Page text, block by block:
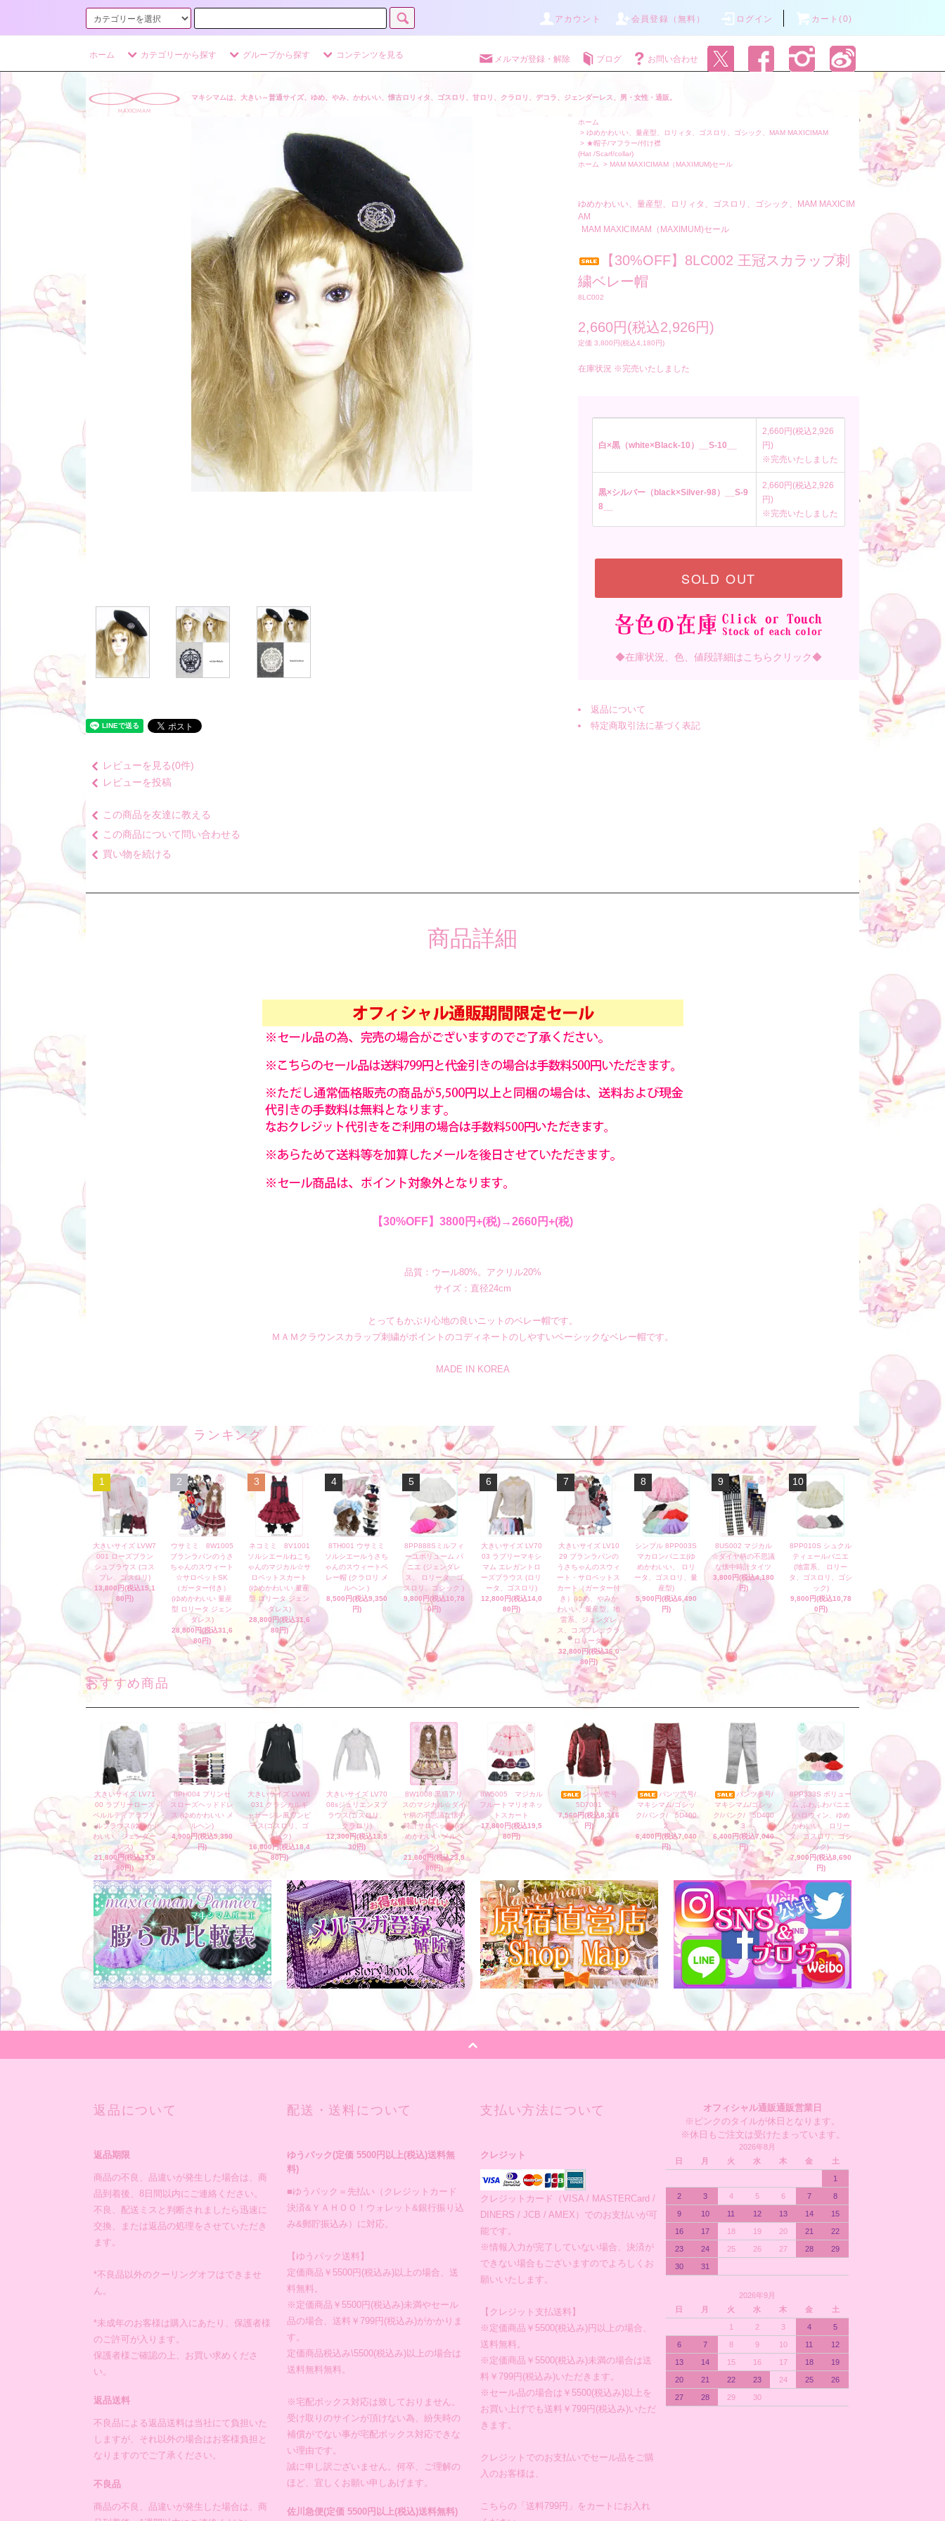
アカウント 会員登録（無料） ログイン カート(0)
ホーム カテゴリーから探す グループから探す コンテンツを見る メルマガ登録・解除 ブログ お問い合わせ
マキシマムは、大きい～普通サイズ、ゆめ、やみ、かわいい、懐古ロリィタ、ゴスロリ、甘ロリ、クラロリ、デコラ、ジェンダーレス、男・女性・通販。
ホーム
> ゆめかわいい、量産型、ロリィタ、ゴスロリ、ゴシック、MAM MAXICIMAM
> ★帽子/マフラー/付け襟
(Hat /Scarf/collar)
ホーム
> MAM MAXICIMAM（MAXIMUM)セール
ゆめかわいい、量産型、ロリィタ、ゴスロリ、ゴシック、MAM MAXICIM
AM
MAM MAXICIMAM（MAXIMUM)セール
【30%OFF】8LC002 王冠スカラップ刺
繍ベレー帽
8LC002
2,660円(税込2,926円)
定価 3,800円(税込4,180円)
在庫状況 ※完売いたしました
白×黒（white×Black-10）__S-10__
2,660円(税込2,926
円)
※完売いたしました
黒×シルバー（black×Silver-98）__S-9
8__
2,660円(税込2,926
円)
※完売いたしました
SOLD OUT
◆在庫状況、色、値段詳細はこちらクリック◆
返品について
特定商取引法に基づく表記
レビューを見る(0件)
レビューを投稿
この商品を友達に教える
この商品について問い合わせる
買い物を続ける
商品詳細
【30%OFF】3800円+(税)→2660円+(税)
品質：ウール80%。アクリル20%
サイズ：直径24cm
とってもかぶり心地の良いニットのベレー帽です。
ＭＡＭクラウンスカラップ刺繍がポイントのコディネートのしやすいベーシックなベレー帽です。
MADE IN KOREA
ランキング
1
大きいサイズ LVW7
001 ローズブラン
シュブラウス (コス
プレ、ゴスロリ)
13,800円(税込15,1
80円)
2
ウサミミ 8W1005
ブランラパンのうさ
ちゃんのスウィート
☆サロペットSK
（ガーター付き）
(ゆめかわいい 量産
型 ロリータ ジェン
ダレス)
28,800円(税込31,6
80円)
3
ネコミミ 8V1001
ソルシエールねこち
ゃんのマジカル☆サ
ロペットスカート
(ゆめかわいい 量産
型 ロリータ ジェン
ダレス)
28,800円(税込31,6
80円)
4
8TH001 ウサミミ
ソルシエールうさち
ゃんのスウィートベ
レー帽 (クラロリ メ
ルヘン )
8,500円(税込9,350
円)
5
8PP888Sミルフィ
ーユボリューム パ
ニエ (ジェンダレ
ス、 ロリータ、ゴ
スロリ、ゴシック )
9,800円(税込10,78
0円)
6
大きいサイズ LV70
03 ラブリーマキシ
マム エレガントロ
ーズブラウス (ロリ
ータ、ゴスロリ)
12,800円(税込14,0
80円)
7
大きいサイズ LV10
29 ブランラパンの
うさちゃんのスウィ
ート・サロペットス
カート（ガーター付
き）(ゆめ、やみか
わいい、量産型、地
雷系、ジェンダレ
ス、コスプレ、クラ
ロリータ)
32,800円(税込36,0
80円)
8
シンプル 8PP003S
マカロンパニエ(ゆ
めかわいい、 ロリ
ータ、ゴスロリ、量
産型)
5,900円(税込6,490
円)
9
8US002 マジカル
☆ダイヤ柄の不思議
な懐中時計タイツ
3,800円(税込4,180
円)
10
8PP010S シュクル
ティェールパニエ
(地雷系、 ロリー
タ、ゴスロリ、ゴシ
ック)
9,800円(税込10,78
0円)
おすすめ商品
大きいサイズ LV71
00 ラブリーローズ
ペルルティアラフリ
ルブラウス(ゆめか
わいい、ジェンダー
レス)
21,800円(税込23,9
80円)
8PH004 プリンセ
スローズヘッドドレ
ス (ゆめかわいい メ
ルヘン)
4,900円(税込5,390
円)
大きいサイズ LVW1
031 クラシカルギ
ャザージレ風ワンピ
ース(ゴスロリ、ゴ
シック)
16,800円(税込18,4
80円)
大きいサイズ LV70
08sジュリエンヌブ
ラウス(ゴスロリ、
クラロリ)
12,300円(税込13,5
30円)
8W1008 黒猫アリ
スのマジカル☆ダイ
ヤ柄の不思議な懐中
時計サロペット (ゆ
めかわいい メルヘ
ン)
21,800円(税込23,9
80円)
8W5005 マジカル
フルートマリオネッ
トスカート
17,800円(税込19,5
80円)
シャツ壱号
5D7001
7,560円(税込8,316
円)
パンツ弐号/
マキシマム/ゴシッ
ク/パンク/ 5D400
2
6,400円(税込7,040
円)
パンツ参号/
マキシマム/ゴシッ
ク/パンク/ 5D400
3
6,400円(税込7,040
円)
8PP333S ボリュー
ム ふわふわパニエ
(ハロウィン、ゆめ
かわいい、 ロリー
タ、ゴスロリ、ゴシ
ック)
7,900円(税込8,690
円)
返品について
返品期限
商品の不良、品違いが発生した場合は、商
品到着後、8日間以内にご連絡ください。
不良、配送ミスと判断されましたら迅速に
交換、または返品の処理をさせていただき
ます。
*不良品以外のクーリングオフはできませ
ん。
*未成年のお客様は購入にあたり、保護者様
のご許可が入ります。
保護者様ご確認の上、お買い求めくださ
い。
返品送料
不良品による返品送料は当社にて負担いた
しますが、それ以外の場合はお客様負担と
なりますのでご了承ください。
不良品
商品の不良、品違いが発生した場合は、商
配送・送料について
ゆうパック(定価 5500円以上(税込)送料無
料)
■ゆうパック＝先払い（クレジットカード
決済&ＹＡＨＯＯ！ウォレット&銀行振り込
み&郵貯振込み）に対応。
【ゆうパック送料】
定価商品￥5500円(税込み)以上の場合、送
料無料。
※定価商品￥5500円(税込み)未満やセール
品の場合、送料￥799円(税込み)がかかりま
す。
定価商品税込み\5500(税込み)以上の場合は
送料無料無料。
※宅配ボックス対応は致しておりません。
受け取りのサインが頂けない為、紛失時の
補償がでない事が宅配ボックス対応できな
い理由です。
誠に申し訳ございません。何卒、ご理解の
ほど、宜しくお願い申しあげます。
佐川急便(定価 5500円以上(税込)送料無料)
支払い方法について
クレジット
クレジットカード（VISA / MASTERCard /
DINERS / JCB / AMEX）でのお支払いが可
能です。
※情報入力が完了していない場合、決済が
できない場合もございますのでよろしくお
願いいたします。
【クレジット支払送料】
※定価商品￥5500(税込み)円以上の場合、
送料無料。
※定価商品￥5500(税込み)未満の場合は送
料￥799円(税込み)いただきます。
※セール品の場合は￥5500(税込み)以上を
お買い上げでも送料￥799円(税込み)いただ
きます。
クレジットでのお支払いでセール品をご購
入のお客様は、
こちらの「送料799円」をカートにお入れ
オフィシャル通販通販営業日
※ピンクのタイルが休日となります。
※休日もご注文は受けたまっています。
2026年8月
日
月 火 水 木 金 土
1
2 3 4 5 6 7 8
9 10 11 12 13 14 15
16 17 18 19 20 21 22
23 24 25 26 27 28 29
30 31
2026年9月
日
月 火 水 木 金 土
1 2 3 4 5
6 7 8 9 10 11 12
13 14 15 16 17 18 19
20 21 22 23 24 25 26
27 28 29 30